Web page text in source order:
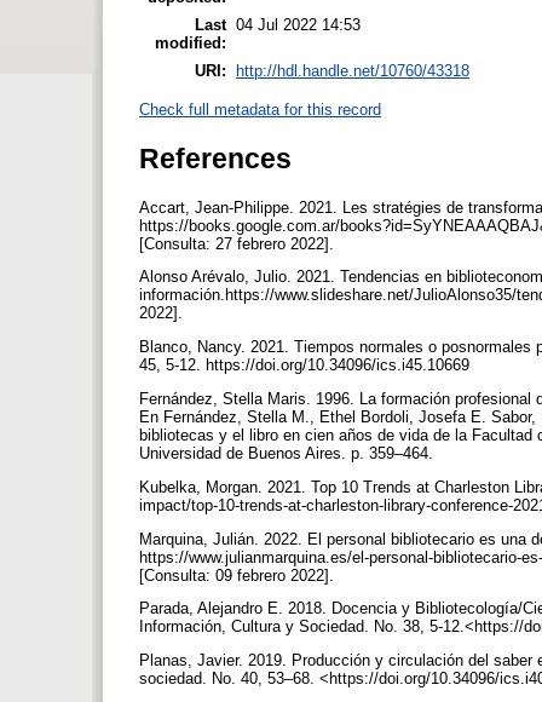
Last
modified:
04 Jul 2022 14:53
URI: http://hdl.handle.net/10760/43318
Check full metadata for this record
References
Accart, Jean-Philippe. 2021. Les stratégies de
https://books.google.com.ar/
[Consulta: 27 febrero 2022].
Alonso Arévalo, Julio. 2021. Tendencias en
información.https://www.slideshare.net/JulioAlonso35/
2022].
Blanco, Nancy. 2021. Tiempos normales o
45, 5-12. https://doi.org/10.34096/ics.i45.10669
Fernández, Stella Maris. 1996. La formación
En Fernández, Stella M., Ethel Bordoli, Josefa E.
bibliotecas y el libro en cien años de vida de la
Universidad de Buenos Aires. p. 359–464.
Kubelka, Morgan. 2021. Top 10 Trends at Charleston
impact/top-10-trends-at-charleston-library-conference-
Marquina, Julián. 2022. El personal bibliotecario es una
https://www.julianmarquina.es/el-personal-bibliotecario-
[Consulta: 09 febrero 2022].
Parada, Alejandro E. 2018. Docencia y Bibliotecología/
Información, Cultura y Sociedad. No. 38, 5-12.<https://
Planas, Javier. 2019. Producción y circulación del
sociedad. No. 40, 53–68. <https://doi.org/10.34096/